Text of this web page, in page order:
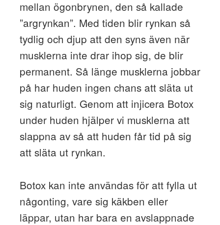
mellan ögonbrynen, den så kallade
”argrynkan”. Med tiden blir rynkan så
tydlig och djup att den syns även när
musklerna inte drar ihop sig, de blir
permanent. Så länge musklerna jobbar
på har huden ingen chans att släta ut
sig naturligt. Genom att injicera Botox
under huden hjälper vi musklerna att
slappna av så att huden får tid på sig
att släta ut rynkan.
Botox kan inte användas för att fylla ut
någonting, vare sig käkben eller
läppar, utan har bara en avslappnade